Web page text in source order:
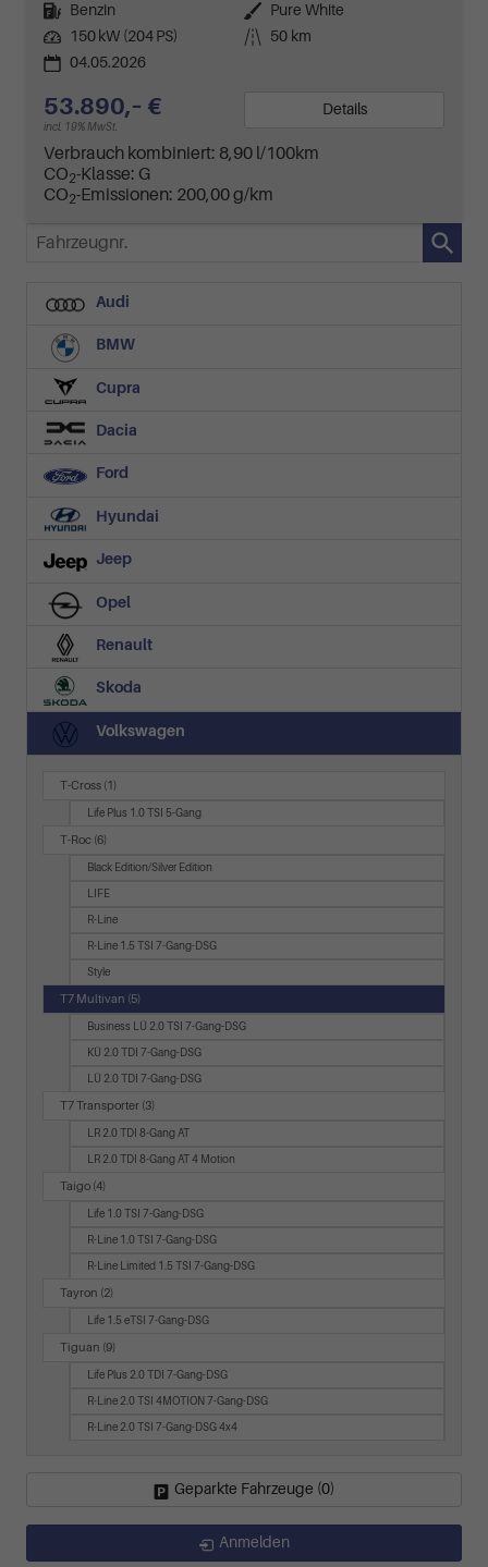
Kraftstoff Benzin Außenfarbe
Pure White
Leistung
150 kW (204 PS) Kilometerstand
50 km
04.05.2026
53.890,– €
incl. 19% MwSt.
Details
Verbrauch kombiniert: 8,90 l/100km
CO2-Klasse: G
CO2-Emissionen: 200,00 g/km
Fahrzeugnr.
Audi
BMW
Cupra
Dacia
Ford
Hyundai
Jeep
Opel
Renault
Skoda
Volkswagen
T-Cross (1)
Life Plus 1.0 TSI 5-Gang
T-Roc (6)
Black Edition/Silver Edition
LIFE
R-Line
R-Line 1.5 TSI 7-Gang-DSG
Style
T7 Multivan (5)
Business LÜ 2.0 TSI 7-Gang-DSG
KÜ 2.0 TDI 7-Gang-DSG
LÜ 2.0 TDI 7-Gang-DSG
T7 Transporter (3)
LR 2.0 TDI 8-Gang AT
LR 2.0 TDI 8-Gang AT 4 Motion
Taigo (4)
Life 1.0 TSI 7-Gang-DSG
R-Line 1.0 TSI 7-Gang-DSG
R-Line Limited 1.5 TSI 7-Gang-DSG
Tayron (2)
Life 1.5 eTSI 7-Gang-DSG
Tiguan (9)
Life Plus 2.0 TDI 7-Gang-DSG
R-Line 2.0 TSI 4MOTION 7-Gang-DSG
R-Line 2.0 TSI 7-Gang-DSG 4x4
Geparkte Fahrzeuge (0)
Anmelden